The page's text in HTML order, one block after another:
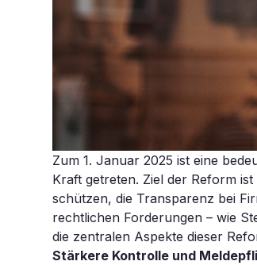
Zum 1. Januar 2025 ist eine
Kraft getreten. Ziel der Reform
schützen, die Transparenz bei
rechtlichen Forderungen – wie
die zentralen Aspekte dieser
Stärkere Kontrolle und